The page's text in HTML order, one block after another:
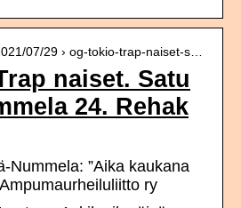
07/29 › og-tokio-trap-naiset-s…
naiset. Satu
24. Rehak
Nummela: ”Aika kaukana
ry